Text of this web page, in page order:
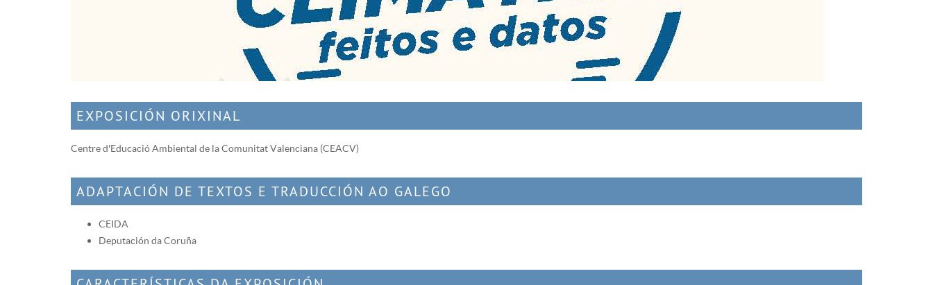
EXPOSICIÓN ORIXINAL
Centre d'Educació Ambiental de la Comunitat Valenciana (CEACV)
ADAPTACIÓN DE TEXTOS E TRADUCCIÓN AO GALEGO
CEIDA
Deputación da Coruña